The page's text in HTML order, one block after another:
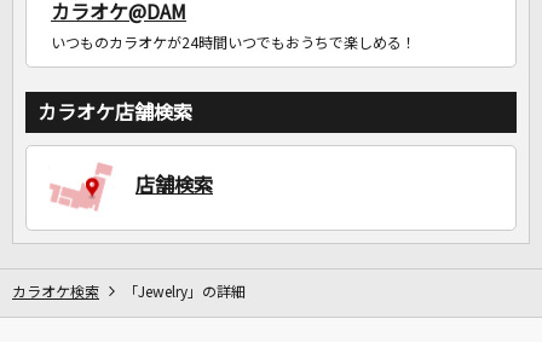
カラオケ@DAM
いつものカラオケが24時間いつでもおうちで楽しめる！
カラオケ店舗検索
店舗検索
カラオケ検索 「Jewelry」の詳細